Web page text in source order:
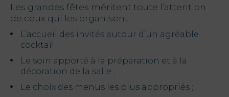
Les grandes fêtes méritent toute l’attention
de ceux qui les organisent :
L’accueil des invités autour d’un agréable
cocktail ;
Le soin apporté à la préparation et à la
décoration de la salle ;
Le choix des menus les plus appropriés ;